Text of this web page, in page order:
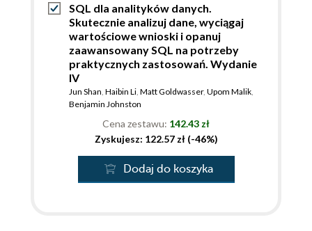
SQL dla analityków danych.
Skutecznie analizuj dane, wyciągaj
wartościowe wnioski i opanuj
zaawansowany SQL na potrzeby
praktycznych zastosowań. Wydanie
IV
Jun Shan Haibin Li Matt Goldwasser, Upom Malik
Benjamin Johnston
Cena zestawu: 142.43 zł
Zyskujesz: 122.57 zł (-46%)
Dodaj do koszyka